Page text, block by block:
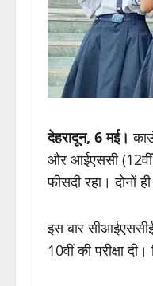
देहरादून, 6 मई।
और आईएससी (12वीं)
फीसदी रहा। दोनों
इस बार
10वीं की परीक्षा